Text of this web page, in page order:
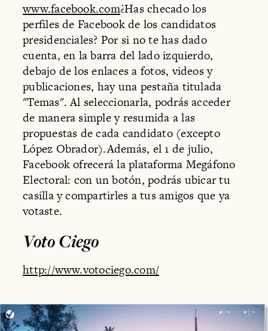
www.facebook.com¿Has checado los
perfiles de Facebook de los candidatos
presidenciales? Por si no te has dado
cuenta, en la barra del lado izquierdo,
debajo de los enlaces a fotos, videos y
publicaciones, hay una pestaña titulada
"Temas". Al seleccionarla, podrás acceder
de manera simple y resumida a las
propuestas de cada candidato (excepto
López Obrador).Además, el 1 de julio,
Facebook ofrecerá la plataforma Megáfono
Electoral: con un botón, podrás ubicar tu
casilla y compartirles a tus amigos que ya
votaste.
Voto Ciego
http://www.votociego.com/